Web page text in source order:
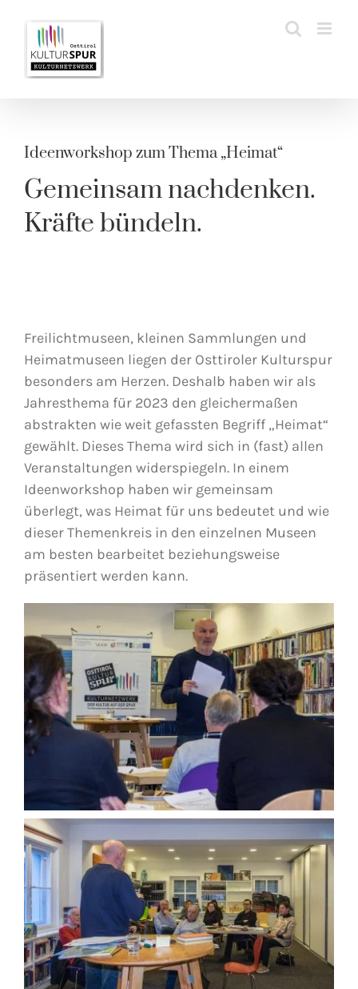
Inhalt
springen
Ideenworkshop zum Thema „Heimat“
Gemeinsam nachdenken.
Kräfte bündeln.
Freilichtmuseen, kleinen Sammlungen und
Heimatmuseen liegen der Osttiroler Kulturspur
besonders am Herzen. Deshalb haben wir als
Jahresthema für 2023 den gleichermaßen
abstrakten wie weit gefassten Begriff „Heimat“
gewählt. Dieses Thema wird sich in (fast) allen
Veranstaltungen widerspiegeln. In einem
Ideenworkshop haben wir gemeinsam
überlegt, was Heimat für uns bedeutet und wie
dieser Themenkreis in den einzelnen Museen
am besten bearbeitet beziehungsweise
präsentiert werden kann.